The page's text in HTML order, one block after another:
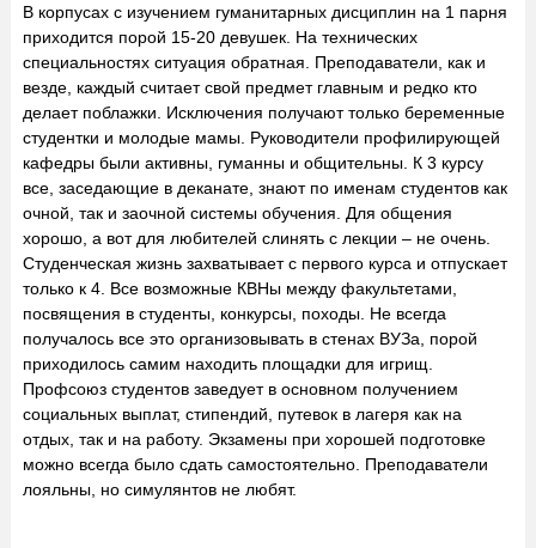
В корпусах с изучением гуманитарных дисциплин на 1 парня
приходится порой 15-20 девушек. На технических
специальностях ситуация обратная. Преподаватели, как и
везде, каждый считает свой предмет главным и редко кто
делает поблажки. Исключения получают только беременные
студентки и молодые мамы. Руководители профилирующей
кафедры были активны, гуманны и общительны. К 3 курсу
все, заседающие в деканате, знают по именам студентов как
очной, так и заочной системы обучения. Для общения
хорошо, а вот для любителей слинять с лекции – не очень.
Студенческая жизнь захватывает с первого курса и отпускает
только к 4. Все возможные КВНы между факультетами,
посвящения в студенты, конкурсы, походы. Не всегда
получалось все это организовывать в стенах ВУЗа, порой
приходилось самим находить площадки для игрищ.
Профсоюз студентов заведует в основном получением
социальных выплат, стипендий, путевок в лагеря как на
отдых, так и на работу. Экзамены при хорошей подготовке
можно всегда было сдать самостоятельно. Преподаватели
лояльны, но симулянтов не любят.